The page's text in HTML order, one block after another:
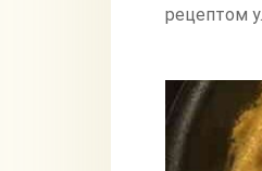
рецептом у...